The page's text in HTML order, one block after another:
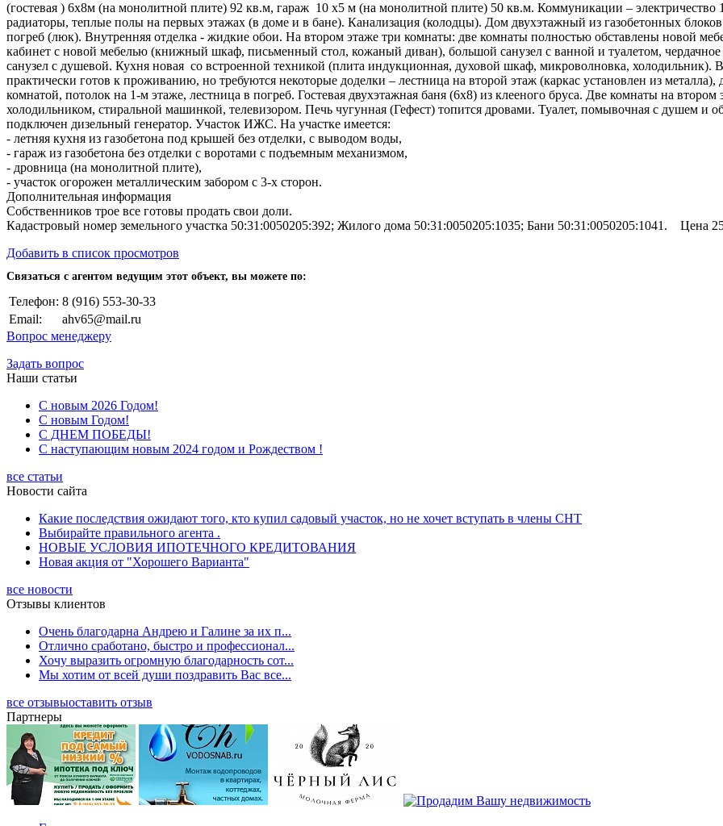
(гостевая ) 6х8м (на монолитной плите) 92 кв.м, гараж 10 х5 м (на монолитной плите) 50 кв.м. Коммуникации – электричество
радиаторы, теплые полы на первых этажах (в доме и в бане). Канализация (колодцы). Дом двухэтажный из газобетонных
погреб (люк). Внутренняя отделка - жидкие обои. На втором этаже три комнаты: две комнаты полностью обставлены новой
кабинет с новой мебелью (книжный шкаф, письменный стол, кожаный диван), большой санузел с ванной и туалетом,
санузел с душевой. Кухня новая со встроенной техникой (плита индукционная, духовой шкаф, микроволновка, холодильник).
практически готов к проживанию, но требуются некоторые доделки – лестница на второй этаж (каркас установлен из
комнатой, потолок на 1-м этаже, лестница в погреб. Гостевая двухэтажная баня (6х8) из клееного бруса. Две комнаты на
холодильником, стиральной машинкой, телевизором. Печь чугунная (Гефест) топится дровами. Туалет, помывочная с душем
подключен дизельный генератор. Участок ИЖС. На участке имеется:
- летняя кухня из газобетона под крышей без отделки, с выводом воды,
- гараж из газобетона без отделки с воротами с подъемным механизмом,
- дровница (на монолитной плите),
- участок огорожен металлическим забором с 3-х сторон.
Дополнительная информация
Собственников трое все готовы продать свои доли.
Кадастровый номер земельного участка 50:31:0050205:392; Жилого дома 50:31:0050205:1035; Бани 50:31:0050205:1041. Цена
Добавить в список просмотров
Cвязаться с агентом ведущим этот объект, вы можете по:
Телефон: 8 (916) 553-30-33
Email:
ahv65@mail.ru
Вопрос менеджеру
Задать вопрос
Наши статьи
С новым 2026 Годом!
С новым Годом!
С ДНЕМ ПОБЕДЫ!
С наступающим новым 2024 годом и Рождеством !
все статьи
Новости сайта
Какие последствия ожидают того, кто купил садовый участок, но не хочет вступать в члены СНТ
Выбирайте правильного агента .
НОВЫЕ УСЛОВИЯ ИПОТЕЧНОГО КРЕДИТОВАНИЯ
Новая акция от "Хорошего Варианта"
все новости
Отзывы клиентов
Очень благодарна Андрею и Галине за их п...
Отлично сработано, быстро и профессионал...
Хочу выразить огромную благодарность сот...
Мы хотим от всей души поздравить Вас все...
все отзывыоставить отзыв
Партнеры